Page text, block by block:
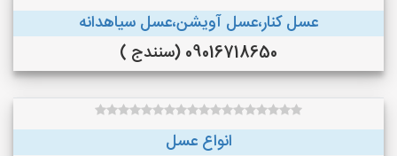
عسل کنار،عسل آویشن،عسل سیاهدانه
09016718650 (سنندج )
انواع عسل